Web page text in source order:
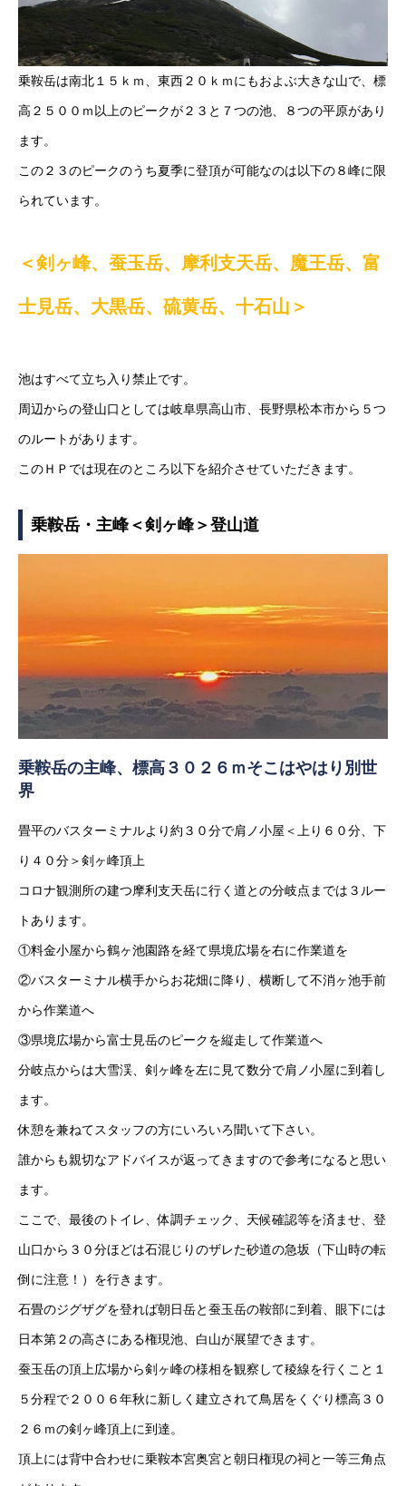
乗鞍岳は南北１５ｋｍ、東西２０ｋｍにもおよぶ大きな山で、標
高２５００ｍ以上のピークが２３と７つの池、８つの平原があり
ます。
この２３のピークのうち夏季に登頂が可能なのは以下の８峰に限
られています。
＜剣ヶ峰、蚕玉岳、摩利支天岳、魔王岳、富
士見岳、大黒岳、硫黄岳、十石山＞
池はすべて立ち入り禁止です。
周辺からの登山口としては岐阜県高山市、長野県松本市から５つ
のルートがあります。
このＨＰでは現在のところ以下を紹介させていただきます。
乗鞍岳・主峰＜剣ヶ峰＞登山道
乗鞍岳の主峰、標高３０２６ｍそこはやはり別世
界
畳平のバスターミナルより約３０分で肩ノ小屋＜上り６０分、下
り４０分＞剣ヶ峰頂上
コロナ観測所の建つ摩利支天岳に行く道との分岐点までは３ルー
トあります。
①料金小屋から鶴ヶ池園路を経て県境広場を右に作業道を
②バスターミナル横手からお花畑に降り、横断して不消ヶ池手前
から作業道へ
③県境広場から富士見岳のピークを縦走して作業道へ
分岐点からは大雪渓、剣ヶ峰を左に見て数分で肩ノ小屋に到着し
ます。
休憩を兼ねてスタッフの方にいろいろ聞いて下さい。
誰からも親切なアドバイスが返ってきますので参考になると思い
ます。
ここで、最後のトイレ、体調チェック、天候確認等を済ませ、登
山口から３０分ほどは石混じりのザレた砂道の急坂（下山時の転
倒に注意！）を行きます。
石畳のジグザグを登れば朝日岳と蚕玉岳の鞍部に到着、眼下には
日本第２の高さにある権現池、白山が展望できます。
蚕玉岳の頂上広場から剣ヶ峰の様相を観察して稜線を行くこと１
５分程で２００６年秋に新しく建立されて鳥居をくぐり標高３０
２６ｍの剣ヶ峰頂上に到達。
頂上には背中合わせに乗鞍本宮奥宮と朝日権現の祠と一等三角点